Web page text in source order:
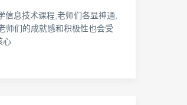
息技术课程,老师们各显神通,
师们的成就感和积极性也会受
心